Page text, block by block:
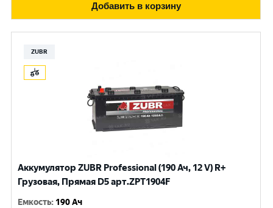
Добавить в корзину
ZUBR
Аккумулятор ZUBR Professional (190 Ач, 12 V) R+
Грузовая, Прямая D5 арт.ZPT1904F
Емкость: 190 Ач